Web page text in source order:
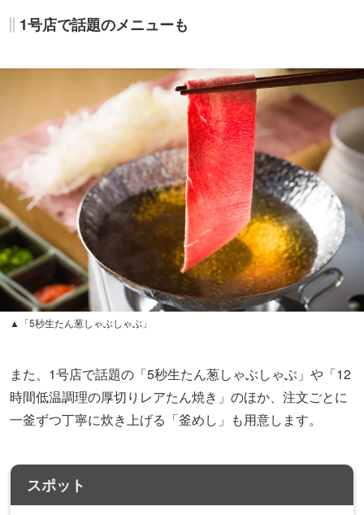
1号店で話題のメニューも
▲「5秒生たん葱しゃぶしゃぶ」
また、1号店で話題の「5秒生たん葱しゃぶしゃぶ」や「12
時間低温調理の厚切りレアたん焼き」のほか、注文ごとに
一釜ずつ丁寧に炊き上げる「釜めし」も用意します。
スポット